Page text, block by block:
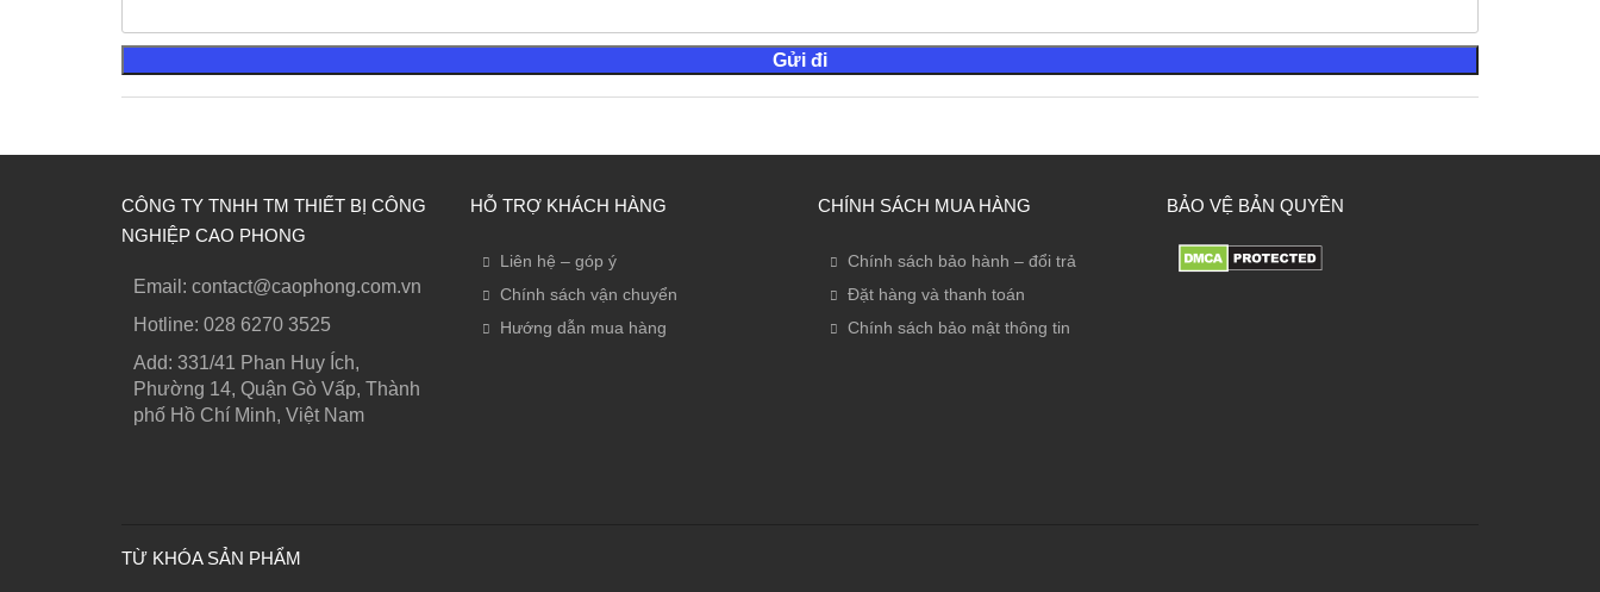
CÔNG TY TNHH TM THIẾT BỊ CÔNG
NGHIỆP CAO PHONG
Email: contact@caophong.com.vn
Hotline: ‭028 6270 3525
Add: 331/41 Phan Huy Ích,
Phường 14, Quận Gò Vấp, Thành
phố Hồ Chí Minh, Việt Nam
HỖ TRỢ KHÁCH HÀNG
Liên hệ – góp ý
Chính sách vận chuyển
Hướng dẫn mua hàng
CHÍNH SÁCH MUA HÀNG
Chính sách bảo hành – đổi trả
Đặt hàng và thanh toán
Chính sách bảo mật thông tin
BẢO VỆ BẢN QUYỀN
TỪ KHÓA SẢN PHẨM